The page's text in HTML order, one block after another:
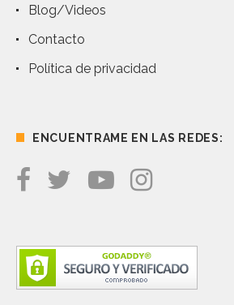
Blog/Videos
Contacto
Política de privacidad
ENCUENTRAME EN LAS REDES: